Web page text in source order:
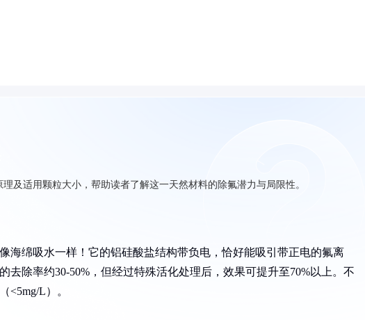
及适用颗粒大小，帮助读者了解这一天然材料的除氟潜力与局限性。
海绵吸水一样！它的铝硅酸盐结构带负电，恰好能吸引带正电的氟离
去除率约30-50%，但经过特殊活化处理后，效果可提升至70%以上。不
<5mg/L）。